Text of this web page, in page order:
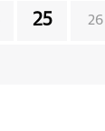
25 26